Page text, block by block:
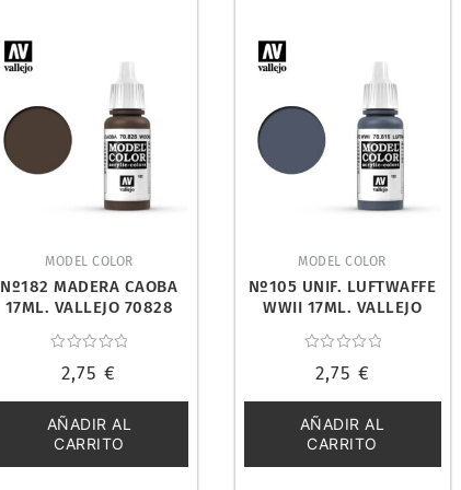
MODEL COLOR
Nº182 MADERA CAOBA
17ML. VALLEJO 70828
con
de
5
2,75€
AÑADIR AL
CARRITO
MODEL COLOR
Nº105 UNIF. LUFTWAFFE
WWII 17ML. VALLEJO
con
de
5
2,75 €
AÑADIR AL
CARRITO